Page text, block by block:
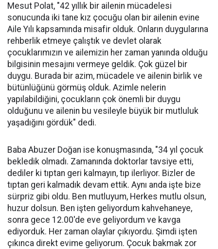
Mesut Polat, "42 yıllık bir ailenin mücadelesi
sonucunda iki tane kız çocuğu olan bir ailenin evine
Aile Yılı kapsamında misafir olduk. Onların duygularına
rehberlik etmeye çalıştık ve devlet olarak
çocuklarımızın ve ailemizin her zaman yanında olduğu
bilgisinin mesajını vermeye geldik. Çok güzel bir
duygu. Burada bir azim, mücadele ve ailenin birlik ve
bütünlüğünü görmüş olduk. Azimle nelerin
yapılabildiğini, çocukların çok önemli bir duygu
olduğunu ve ailenin bu vesileyle büyük bir mutluluk
yaşadığını gördük" dedi.
Baba Abuzer Doğan ise konuşmasında, "34 yıl çocuk
bekledik olmadı. Zamanında doktorlar tavsiye etti,
dediler ki tıptan geri kalmayın, tıp ilerliyor. Bizler de
tıptan geri kalmadık devam ettik. Aynı anda işte bize
sürpriz gibi oldu. Ben mutluyum, Herkes mutlu olsun,
huzur dolsun. Ben işten geliyordum kahvehaneye,
sonra gece 12.00'de eve geliyordum ve kavga
ediyorduk. Her zaman olaylar çıkıyordu. Şimdi işten
çıkınca direkt evime geliyorum. Çocuk bakmak zor